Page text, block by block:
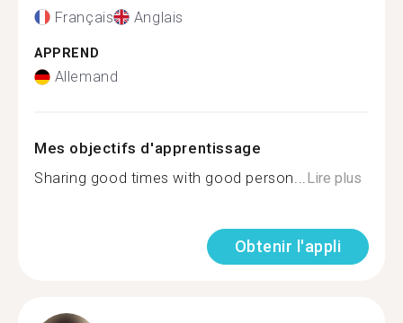
Français Anglais
APPREND
Allemand
Mes objectifs d'apprentissage
Sharing good times with good person...Lire plus
Obtenir l'appli